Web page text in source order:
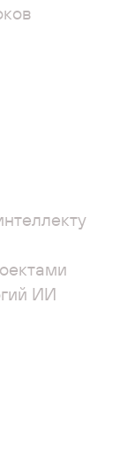
ИИ